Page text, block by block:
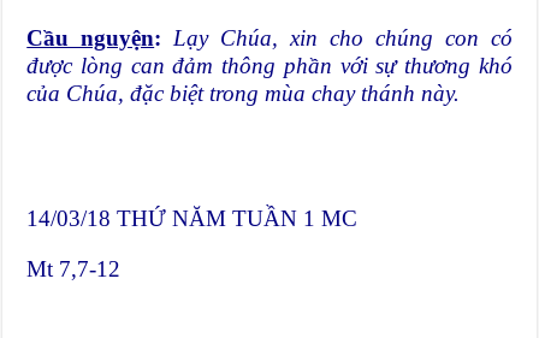
Cầu nguyện: Lạy Chúa,xin cho chúng con có
được lòng can đảm thông phần với sự thương khó
của Chúa, đặc biệt trong mùa chay thánh này.
14/03/18 THỨ NĂM TUẦN 1 MC
Mt 7,7-12